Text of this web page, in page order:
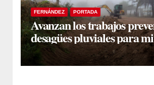
FERNÁNDEZ PORTADA
Avanzan los trabajos
desagües pluviales para
impacto de la temporada